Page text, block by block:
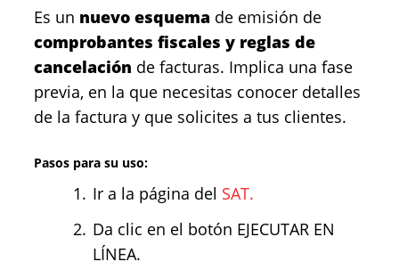
Es un nuevo esquema de emisión de
comprobantes fiscales y reglas de
cancelación de facturas. Implica una fase
previa, en la que necesitas conocer detalles
de la factura y que solicites a tus clientes.
Pasos para su uso:
Ir a la página del SAT.
Da clic en el botón EJECUTAR EN
LÍNEA.